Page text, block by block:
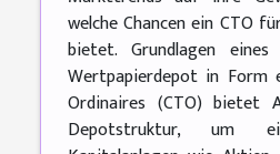
welche Chancen ein CTO
bietet. Grundlagen
Wertpapierdepot in Form
Ordinaires (CTO) bietet
Depotstruktur, um